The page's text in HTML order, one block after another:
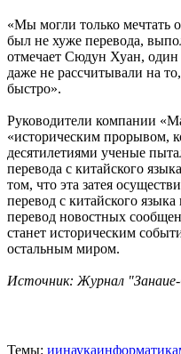
«Мы могли только мечтать
был не хуже перевода,
отмечает Сюдун Хуан,
даже не рассчитывали на
быстро».
Руководители компании
«историческим прорывом,
десятилетиями ученые
перевода с китайского
том, что эта затея
перевод с китайского
перевод новостных
станет историческим
остальным миром.
Источник: Журнал
Темы: иинаукаинформатика